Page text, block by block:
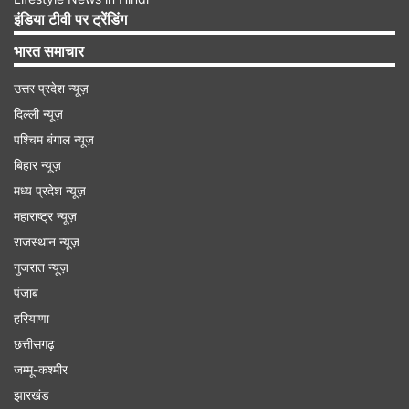
बातचीत करती नजर आ रही हैं, जिसने आराध्या को गिफ्ट भी
दिया। इस दौरान ऐश्वर्या और आराध्या दोनों ही बेहद खुश
लगीं।
इंडिया टीवी पर ट्रेंडिंग
भारत समाचार
उत्तर प्रदेश न्यूज़
दिल्ली न्यूज़
पश्चिम बंगाल न्यूज़
बिहार न्यूज़
मध्य प्रदेश न्यूज़
महाराष्ट्र न्यूज़
राजस्थान न्यूज़
गुजरात न्यूज़
पंजाब
हरियाणा
छत्तीसगढ़
जम्मू-कश्मीर
झारखंड